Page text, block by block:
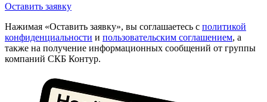
Оставить заявку
Нажимая «Оставить заявку», вы соглашаетесь с политикой
конфиденциальности и пользовательским соглашением, а
также на получение информационных сообщений от группы
компаний СКБ Контур.